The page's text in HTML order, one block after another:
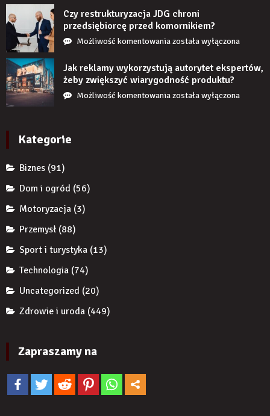
stanie,
jeśli
przez
czas
nie
uzupełnię
braku
Czy restrukturyzacja JDG chroni
przedsiębiorcę przed komornikiem?
Możliwość komentowaniaCzy
JDG
chroni
przedsiębiorcę
została wyłączona
Jak reklamy wykorzystują autorytet ekspertów,
żeby zwiększyć wiarygodność produktu?
Możliwość komentowaniaJak
została wyłączona
Kategorie
Biznes (91)
Dom i ogród (56)
Motoryzacja (3)
Przemysł (88)
Sport i turystyka (13)
Technologia (74)
Uncategorized (20)
Zdrowie i uroda (449)
Zapraszamy na